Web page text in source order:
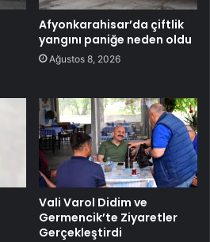
Afyonkarahisar’da çiftlik
yangını paniğe neden oldu
Ağustos 8, 2026
Vali Varol Didim ve
Germencik’te Ziyaretler
Gerçekleştirdi